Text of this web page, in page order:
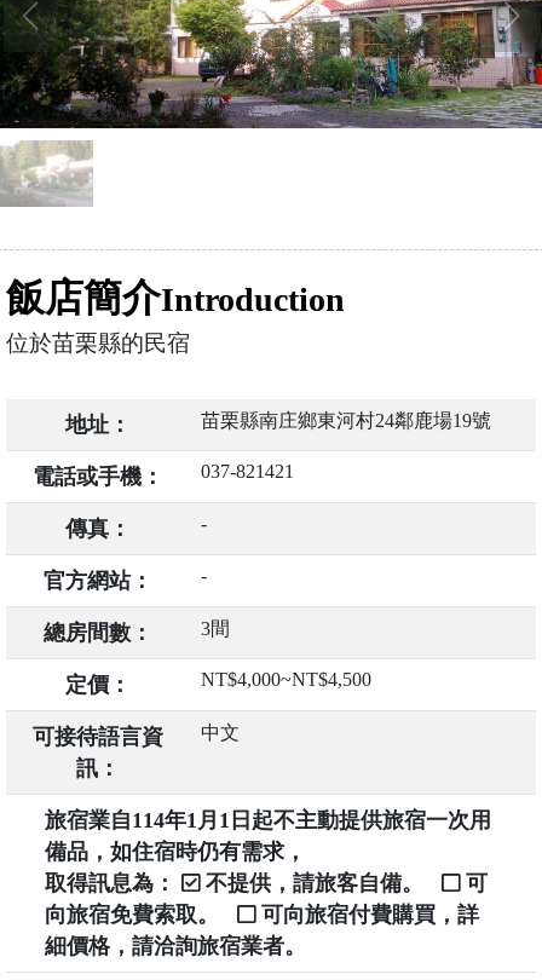
飯店簡介Introduction
位於苗栗縣的民宿
地址： 苗栗縣南庄鄉東河村24鄰鹿場19號
電話或手機： 037-821421
傳真： -
官方網站： -
總房間數： 3間
定價： NT$4,000~NT$4,500
可接待語言資
訊：
中文
旅宿業自114年1月1日起不主動提供旅宿一次用
備品，如住宿時仍有需求，
取得訊息為：
不提供，請旅客自備。
可
向旅宿免費索取。
可向旅宿付費購買，詳
細價格，請洽詢旅宿業者。